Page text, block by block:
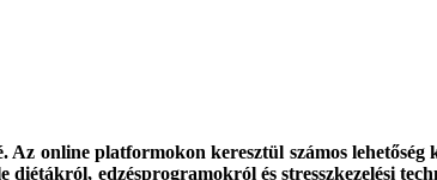
online platformokon keresztül számos lehetőség
edzésprogramokról és stresszkezelési